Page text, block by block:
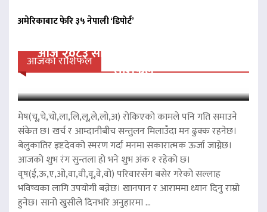
अमेरिकाबाट फेरि ३५ नेपाली ‘डिपोर्ट’
आजको राशिफल
आज २०८३ साल साउन २१ गते बिहीवारको
राशिफल
मेष(चू,चे,चो,ला,लि,लू,ले,लो,अ) रोकिएको कामले पनि गति समाउने
संकेत छ। खर्च र आम्दानीबीच सन्तुलन मिलाउँदा मन ढुक्क रहनेछ।
बेलुकातिर इष्टदेवको स्मरण गर्दा मनमा सकारात्मक ऊर्जा जाग्नेछ।
आजको शुभ रंग सुन्तला हो भने शुभ अंक १ रहेको छ।
वृष(ई,ऊ,ए,ओ,वा,वी,वू,वे,वो) परिवारसँग बसेर गरेको सल्लाह
भविष्यका लागि उपयोगी बन्नेछ। खानपान र आराममा ध्यान दिनु राम्रो
हुनेछ। सानो खुसीले दिनभरि अनुहारमा ...